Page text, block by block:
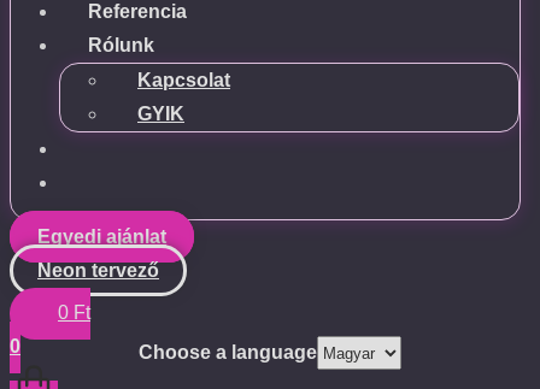
Referencia
Rólunk
Kapcsolat
GYIK
Egyedi ajánlat
Neon tervező
0 Ft
0
Choose a language